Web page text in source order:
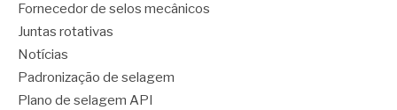
Fornecedor de selos mecânicos
Juntas rotativas
Notícias
Padronização de selagem
Plano de selagem API